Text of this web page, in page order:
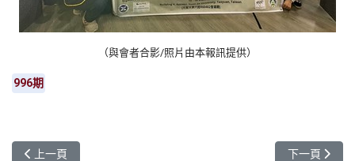
（與會者合影/照片由本報訊提供）
996期
上一篇文章: 元智大學教學新策略 EMI雙語計畫菁英聯盟大會師
上一頁 下一篇文章:
下一頁